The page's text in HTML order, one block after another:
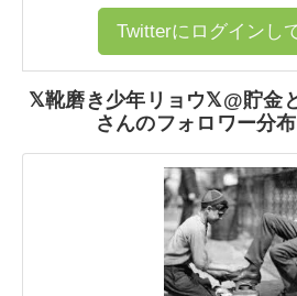
Twitterにログインし
𝕏靴磨き少年リョウ𝕏@貯金
さんのフォロワー分